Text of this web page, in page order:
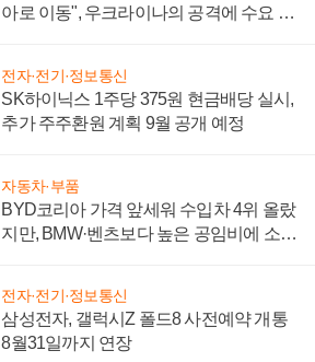
아로 이동", 우크라이나의 공격에 수요 늘
전자·전기·정보통신
SK하이닉스 1주당 375원 현금배당 실시,
추가 주주환원 계획 9월 공개 예정
자동차·부품
BYD코리아 가격 앞세워 수입차 4위 올랐
지만, BMW·벤츠보다 높은 공임비에 소비
전자·전기·정보통신
삼성전자, 갤럭시Z 폴드8 사전예약 개통
8월31일까지 연장